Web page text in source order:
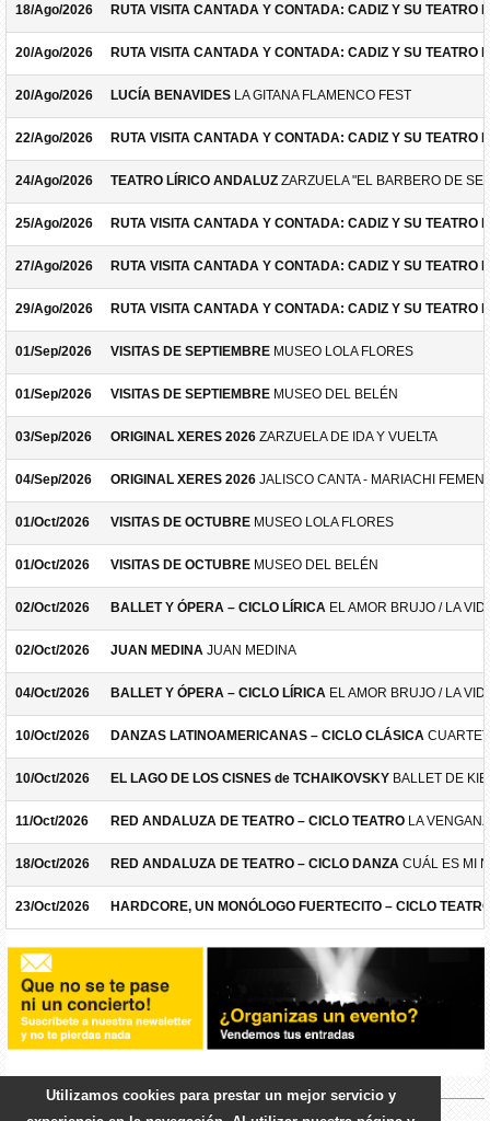
18/Ago/2026 RUTA VISITA CANTADA Y CONTADA: CADIZ Y SU TEATRO
20/Ago/2026 RUTA VISITA CANTADA Y CONTADA: CADIZ Y SU TEATRO
20/Ago/2026 LUCÍA BENAVIDES LA GITANA FLAMENCO FEST
22/Ago/2026 RUTA VISITA CANTADA Y CONTADA: CADIZ Y SU TEATRO
24/Ago/2026 TEATRO LÍRICO ANDALUZ ZARZUELA "EL BARBERO DE
25/Ago/2026 RUTA VISITA CANTADA Y CONTADA: CADIZ Y SU TEATRO
27/Ago/2026 RUTA VISITA CANTADA Y CONTADA: CADIZ Y SU TEATRO
29/Ago/2026 RUTA VISITA CANTADA Y CONTADA: CADIZ Y SU TEATRO
01/Sep/2026 VISITAS DE SEPTIEMBRE MUSEO LOLA FLORES
01/Sep/2026 VISITAS DE SEPTIEMBRE MUSEO DEL BELÉN
03/Sep/2026 ORIGINAL XERES 2026 ZARZUELA DE IDA Y VUELTA
04/Sep/2026 ORIGINAL XERES 2026 JALISCO CANTA - MARIACHI
01/Oct/2026 VISITAS DE OCTUBRE MUSEO LOLA FLORES
01/Oct/2026 VISITAS DE OCTUBRE MUSEO DEL BELÉN
02/Oct/2026 BALLET Y ÓPERA – CICLO LÍRICA EL AMOR BRUJO / LA
02/Oct/2026 JUAN MEDINA JUAN MEDINA
04/Oct/2026 BALLET Y ÓPERA – CICLO LÍRICA EL AMOR BRUJO / LA
10/Oct/2026 DANZAS LATINOAMERICANAS – CICLO CLÁSICA
10/Oct/2026 EL LAGO DE LOS CISNES de TCHAIKOVSKY BALLET DE
11/Oct/2026 RED ANDALUZA DE TEATRO – CICLO TEATRO LA
18/Oct/2026 RED ANDALUZA DE TEATRO – CICLO DANZA CUÁL ES MI
23/Oct/2026 HARDCORE, UN MONÓLOGO FUERTECITO – CICLO
Utilizamos cookies para prestar un mejor servicio y